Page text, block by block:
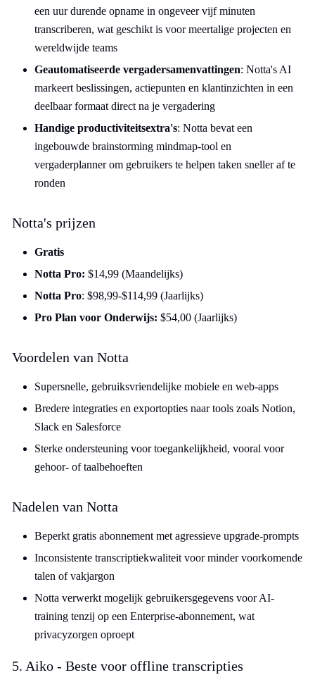
een uur durende opname in ongeveer vijf minuten
transcriberen, wat geschikt is voor meertalige projecten en
wereldwijde teams
Geautomatiseerde vergadersamenvattingen: Notta's AI
markeert beslissingen, actiepunten en klantinzichten in een
deelbaar formaat direct na je vergadering
Handige productiviteitsextra's: Notta bevat een
ingebouwde brainstorming mindmap-tool en
vergaderplanner om gebruikers te helpen taken sneller af te
ronden
Notta's prijzen
Gratis
Notta Pro: $14,99 (Maandelijks)
Notta Pro: $98,99-$114,99 (Jaarlijks)
Pro Plan voor Onderwijs: $54,00 (Jaarlijks)
Voordelen van Notta
Supersnelle, gebruiksvriendelijke mobiele en web-apps
Bredere integraties en exportopties naar tools zoals Notion,
Slack en Salesforce
Sterke ondersteuning voor toegankelijkheid, vooral voor
gehoor- of taalbehoeften
Nadelen van Notta
Beperkt gratis abonnement met agressieve upgrade-prompts
Inconsistente transcriptiekwaliteit voor minder voorkomende
talen of vakjargon
Notta verwerkt mogelijk gebruikersgegevens voor AI-
training tenzij op een Enterprise-abonnement, wat
privacyzorgen oproept
5. Aiko - Beste voor offline transcripties